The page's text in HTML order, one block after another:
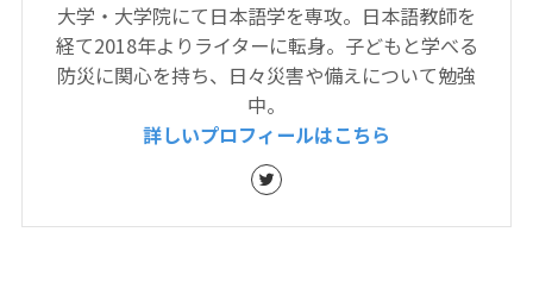
大学・大学院にて日本語学を専攻。日本語教師を
経て2018年よりライターに転身。子どもと学べる
防災に関心を持ち、日々災害や備えについて勉強
中。
詳しいプロフィールはこちら